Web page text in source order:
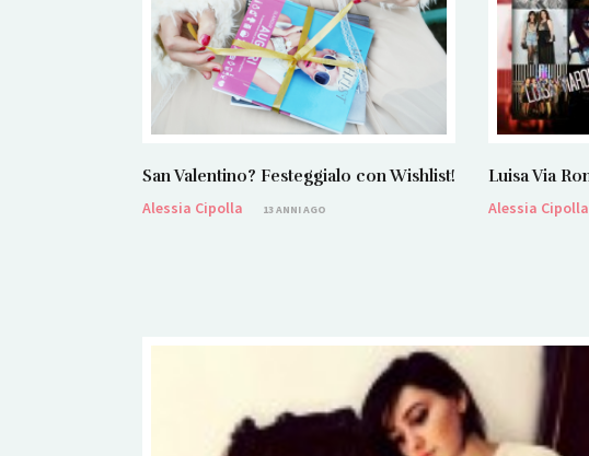
San Valentino? Festeggialo con Wishlist!
Alessia Cipolla
13 ANNI AGO
Luisa Via
Alessia Cipolla